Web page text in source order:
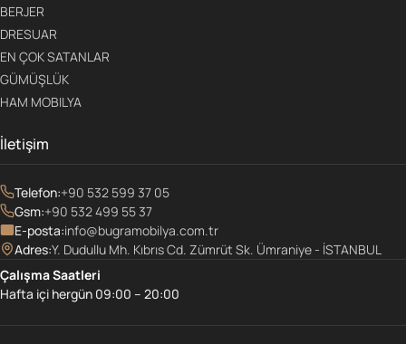
BERJER
DRESUAR
EN ÇOK SATANLAR
GÜMÜŞLÜK
HAM MOBILYA
İletişim
Telefon:+90 532 599 37 05
Gsm:+90 532 499 55 37
E-posta:info@bugramobilya.com.tr
Adres:Y. Dudullu Mh. Kıbrıs Cd. Zümrüt Sk. Ümraniye - İSTANBUL
Çalışma Saatleri
Hafta içi hergün 09:00 – 20:00